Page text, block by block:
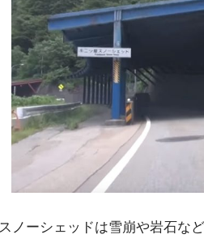
スノーシェッドは雪崩や岩石な